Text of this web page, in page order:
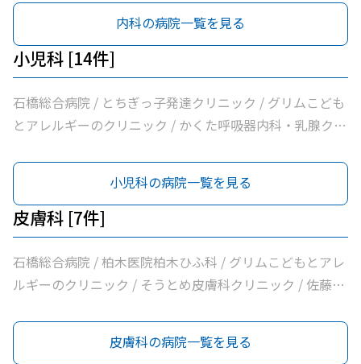
内科・乳腺クリニック / 島田クリニック / 佐藤内科 / コン
フォート下野クリニック / ふじたクリニック / 医療法人社
団輝会つばさクリニック / 藤沼医院 / 石川医院 / やの小児
科医院 / 川嶌内科小児科クリニック / 一般社団法人巨樹の
会新上三川病院 / 小口内科小児科医院 / 山﨑医院 / うえの
クリニック / せんば医院 / どんどんまもろうクリニックし
内科の病院一覧を見る
小児科 [14件]
石橋総合病院 / とちぎっ子発達クリニック / グリムこども
とアレルギーのクリニック / かくた呼吸器内科・乳腺クリ
藤沼医院 / 石川医院 / やの小児科医院 / 川嶌内科小児科ク
リニック / 小口内科小児科医院 / 山﨑医院 / しらさぎ耳鼻
咽喉科クリニック
小児科の病院一覧を見る
皮膚科 [7件]
石橋総合病院 / 柏木医院柏木ひふ科 / グリムこどもとアレ
ルギーのクリニック / そうとめ皮膚科クリニック / 佐藤内
医院
皮膚科の病院一覧を見る